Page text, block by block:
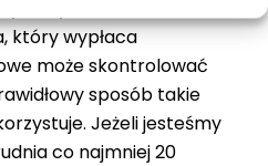
który wypłaca
może skontrolować
sposób takie
Jeżeli jesteśmy
co najmniej 20